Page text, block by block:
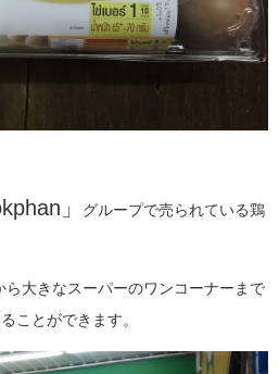
」 グループで売られている鶏
大きなスーパーのワンコーナーまで
ことができます。